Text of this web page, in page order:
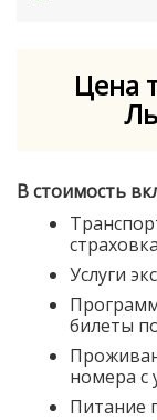
Цена
В стоимость
Услуги
билеты
номера с
Питание